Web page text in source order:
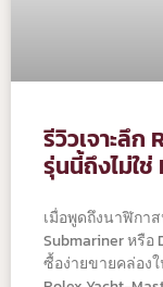
รีวิวเจาะลึก
รุ่นนี้ถึงไม่ใช่
เมื่อพูดถึงนาฬิกา
Submariner หรื
ซื้อง่ายขายคล่อง